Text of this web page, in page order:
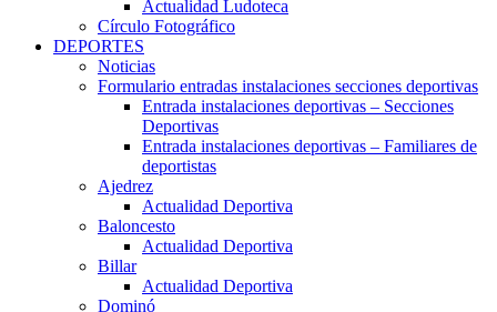
Actualidad Ludoteca
Círculo Fotográfico
DEPORTES
Noticias
Formulario entradas instalaciones secciones deportivas
Entrada instalaciones deportivas – Secciones
Deportivas
Entrada instalaciones deportivas – Familiares de
deportistas
Ajedrez
Actualidad Deportiva
Baloncesto
Actualidad Deportiva
Billar
Actualidad Deportiva
Dominó